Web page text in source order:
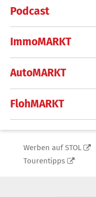
Podcast
ImmoMARKT
AutoMARKT
FlohMARKT
Werben auf STOL
Tourentipps